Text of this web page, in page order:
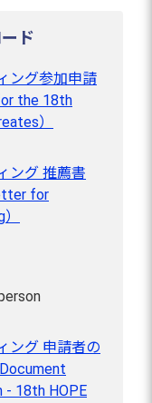
ド
ング参加申請
the 18th
）
ング 推薦書
for
ング 申請者の
- 18th HOPE